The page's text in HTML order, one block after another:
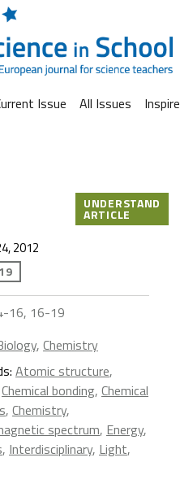
Issue All Issues Inspire
UNDERSTAND
ARTICLE
2012
16, 16-19
, Chemistry
Atomic structure,
Chemical bonding, Chemical
, Chemistry,
spectrum, Energy,
, Interdisciplinary, Light,